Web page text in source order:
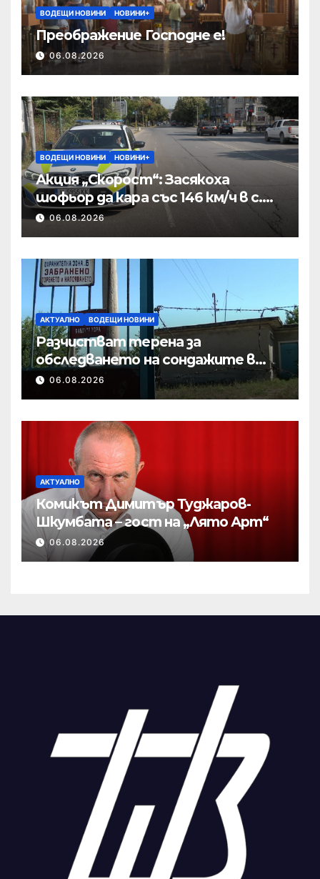
ВОДЕЩИ НОВИНИ НОВИНИ+
Преображение Господне е!
06.08.2026
ВОДЕЩИ НОВИНИ НОВИНИ+
Акция „Скорост“: Засякоха
шофьор да кара със 146 км/ч в с.
Пристое
06.08.2026
АКТУАЛНО ВОДЕЩИ НОВИНИ
Разчистват терена за
обследването на сондажите в
„Мътница“
06.08.2026
АКТУАЛНО
Комикът Димитър Туджаров-
Шкумбата – гост на „Лято Арт“
06.08.2026